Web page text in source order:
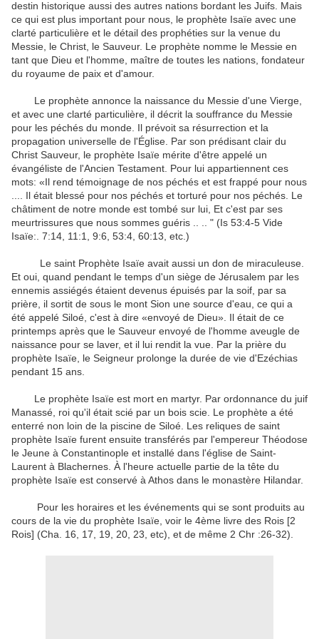
destin historique aussi des autres nations bordant les Juifs. Mais
ce qui est plus important pour nous, le prophète Isaïe avec une
clarté particulière et le détail des prophéties sur la venue du
Messie, le Christ, le Sauveur. Le prophète nomme le Messie en
tant que Dieu et l'homme, maître de toutes les nations, fondateur
du royaume de paix et d'amour.
Le prophète annonce la naissance du Messie d'une Vierge,
et avec une clarté particulière, il décrit la souffrance du Messie
pour les péchés du monde. Il prévoit sa résurrection et la
propagation universelle de l'Église. Par son prédisant clair du
Christ Sauveur, le prophète Isaïe mérite d'être appelé un
évangéliste de l'Ancien Testament. Pour lui appartiennent ces
mots: «Il rend témoignage de nos péchés et est frappé pour nous
.... Il était blessé pour nos péchés et torturé pour nos péchés. Le
châtiment de notre monde est tombé sur lui, Et c'est par ses
meurtrissures que nous sommes guéris ..
.. " (Is 53:4-5 Vide
Isaïe:. 7:14, 11:1, 9:6, 53:4, 60:13, etc.)
Le saint Prophète Isaïe avait aussi un don de miraculeuse.
Et oui, quand pendant le temps d'un siège de Jérusalem par les
ennemis assiégés étaient devenus épuisés par la soif, par sa
prière, il sortit de sous le mont Sion une source d'eau, ce qui a
été appelé Siloé, c'est à dire «envoyé de Dieu». Il était de ce
printemps après que le Sauveur envoyé de l'homme aveugle de
naissance pour se laver, et il lui rendit la vue. Par la prière du
prophète Isaïe, le Seigneur prolonge la durée de vie d'Ezéchias
pendant 15 ans.
Le prophète Isaïe est mort en martyr. Par ordonnance du juif
Manassé, roi qu'il était scié par un bois scie. Le prophète a été
enterré non loin de la piscine de Siloé. Les reliques de saint
prophète Isaïe furent ensuite transférés par l'empereur Théodose
le Jeune à Constantinople et installé dans l'église de Saint-
Laurent à Blachernes. À l'heure actuelle partie de la tête du
prophète Isaïe est conservé à Athos dans le monastère Hilandar.
Pour les horaires et les événements qui se sont produits au
cours de la vie du prophète Isaïe, voir le 4ème livre des Rois [2
Rois] (Cha. 16, 17, 19, 20, 23, etc), et de même 2 Chr :26-32).